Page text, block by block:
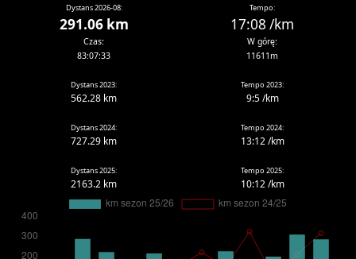
Dystans 2026-08:
291.06 km
Tempo:
17:08 /km
Czas:
83:07:33
W górę:
11611m
Dystans 2023:
562.28 km
Tempo 2023:
9:5 /km
Dystans 2024:
727.29 km
Tempo 2024:
13:12 /km
Dystans 2025:
2163.2 km
Tempo 2025:
10:12 /km